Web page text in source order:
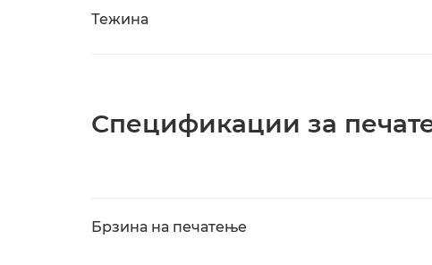
Тежина
Спецификации за
Брзина на печатење